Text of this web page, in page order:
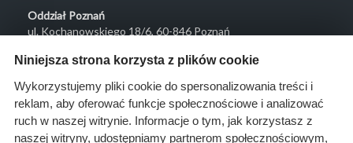
Oddział Poznań
ul. Kochanowskiego 18/6, 60-846 Poznań
Menu
O nas
Rozwiązania
Monitoring
Niniejsza strona korzysta z plików cookie
Wykorzystujemy pliki cookie do spersonalizowania treści i
reklam, aby oferować funkcje społecznościowe i analizować
ruch w naszej witrynie. Informacje o tym, jak korzystasz z
naszej witryny, udostępniamy partnerom społecznościowym,